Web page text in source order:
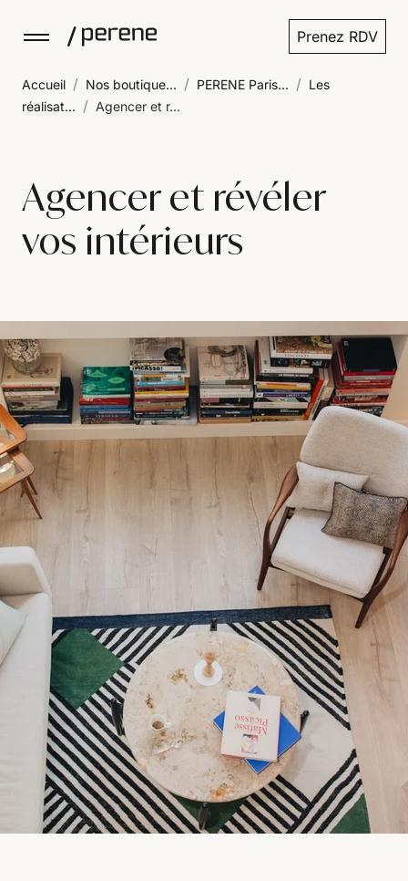
Prenez RDV
Accueil / Nos boutique... / PERENE Paris... / Les
réalisat... / Agencer et r...
Agencer et révéler
vos intérieurs